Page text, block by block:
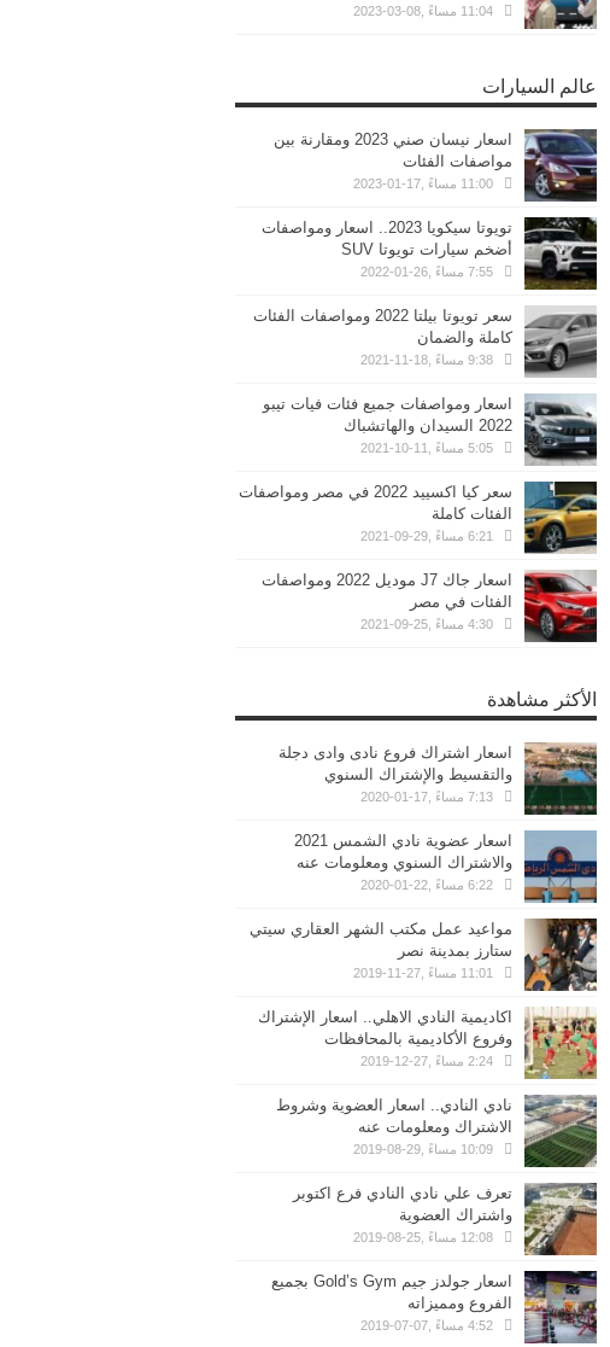
11:04 مساءً ,08-03-2023
عالم السيارات
اسعار نيسان صني 2023 ومقارنة بين
مواصفات الفئات
11:00 مساءً ,17-01-2023
تويوتا سيكويا 2023.. اسعار ومواصفات
أضخم سيارات تويوتا SUV
7:55 مساءً ,26-01-2022
سعر تويوتا بيلتا 2022 ومواصفات الفئات
كاملة والضمان
9:38 مساءً ,18-11-2021
اسعار ومواصفات جميع فئات فيات تيبو
2022 السيدان والهاتشباك
5:05 مساءً ,11-10-2021
سعر كيا اكسييد 2022 في مصر ومواصفات
الفئات كاملة
6:21 مساءً ,29-09-2021
اسعار جاك J7 موديل 2022 ومواصفات
الفئات في مصر
4:30 مساءً ,25-09-2021
الأكثر مشاهدة
اسعار اشتراك فروع نادى وادى دجلة
والتقسيط والإشتراك السنوي
7:13 مساءً ,17-01-2020
اسعار عضوية نادي الشمس 2021
والاشتراك السنوي ومعلومات عنه
6:22 مساءً ,22-01-2020
مواعيد عمل مكتب الشهر العقاري سيتي
ستارز بمدينة نصر
11:01 مساءً ,27-11-2019
اكاديمية النادي الاهلي.. اسعار الإشتراك
وفروع الأكاديمية بالمحافظات
2:24 مساءً ,27-12-2019
نادي النادي.. اسعار العضوية وشروط
الاشتراك ومعلومات عنه
10:09 مساءً ,29-08-2019
تعرف علي نادي النادي فرع اكتوبر
واشتراك العضوية
12:08 مساءً ,25-08-2019
اسعار جولدز جيم Gold’s Gym بجميع
الفروع ومميزاته
4:52 مساءً ,07-07-2019